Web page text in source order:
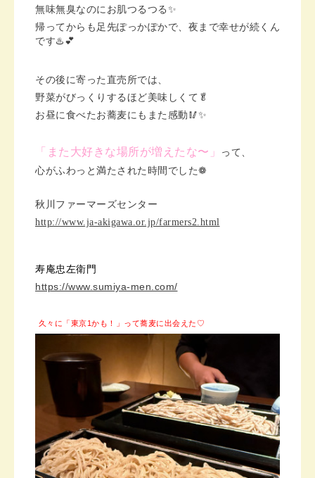
無味無臭なのにお肌つるつる✨
帰ってからも足先ぽっかぽかで、夜まで幸せが続くん
です♨️💕
その後に寄った直売所では、
野菜がびっくりするほど美味しくて🥬
お昼に食べたお蕎麦にもまた感動🥢✨
「また大好きな場所が増えたな〜」
って、
心がふわっと満たされた時間でした❁︎
秋川ファーマーズセンター
http://www.ja-akigawa.or.jp/farmers2.html
寿庵忠左衛門
https://www.sumiya-men.com/
久々に「東京1かも！」って蕎麦に出会えた♡